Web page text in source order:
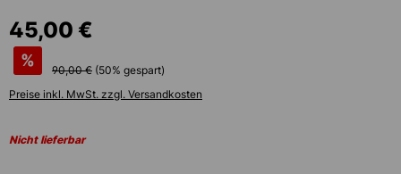
45,00 €
%
90,00 € (50% gespart)
Preise inkl. MwSt. zzgl. Versandkosten
Nicht lieferbar